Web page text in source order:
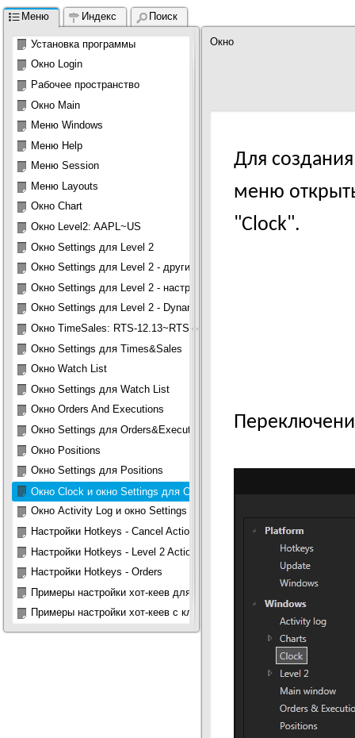
Меню Индекс Поиск
Установка программы
Окно Login
Рабочее пространство
Окно Main
Меню Windows
Меню Help
Меню Session
Меню Layouts
Окно Chart
Окно Level2: AAPL~US
Окно Settings для Level 2
Окно Settings для Level 2 - другие настройки
Окно Settings для Level 2 - настройки цветовой схемы
Окно Settings для Level 2 - Dynamic view
Окно TimeSales: RTS-12.13~RTS
Окно Settings для Times&Sales
Окно Watch List
Окно Settings для Watch List
Окно Orders And Executions
Окно Settings для Orders&Executions
Окно Positions
Окно Settings для Positions
Окно Clock и окно Settings для Clock
Окно Activity Log и окно Settings для Activity Log
Настройки Hotkeys - Cancel Actions, Debug
Настройки Hotkeys - Level 2 Actions, Windows
Настройки Hotkeys - Orders
Примеры настройки хот-кеев для ордеров
Примеры настройки хот-кеев с кликами мышью для ордеров
Окно
Для
меню
"Clock".